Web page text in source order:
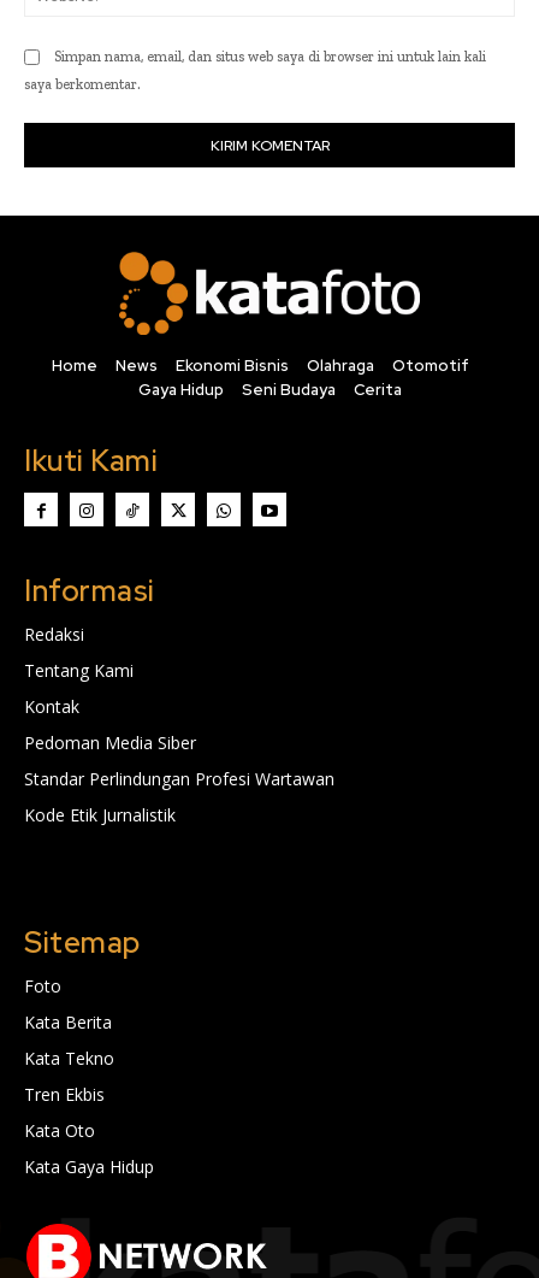
Simpan nama, email, dan situs web saya di browser ini untuk lain kali
saya berkomentar.
Home News Ekonomi Bisnis Olahraga
Otomotif
Gaya Hidup
Seni Budaya Cerita
Ikuti Kami
Informasi
Redaksi
Tentang Kami
Kontak
Pedoman Media Siber
Standar Perlindungan Profesi Wartawan
Kode Etik Jurnalistik
Sitemap
Foto
Kata Berita
Kata Tekno
Tren Ekbis
Kata Oto
Kata Gaya Hidup